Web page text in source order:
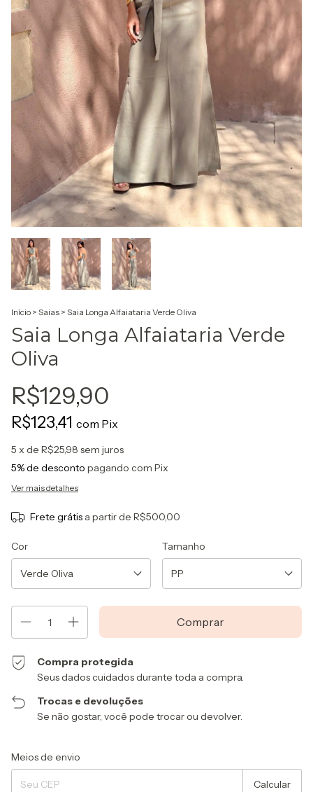
Início > Saias > Saia Longa Alfaiataria Verde Oliva
Saia Longa Alfaiataria Verde
Oliva
R$129,90
R$123,41 com Pix
5 x de R$25,98 sem juros
5% de desconto pagando com Pix
Ver mais detalhes
Frete grátis a partir de R$500,00
Cor Tamanho
Compra protegida
Seus dados cuidados durante toda a compra.
Trocas e devoluções
Se não gostar, você pode trocar ou devolver.
Entregas para o CEP:
Meios de envio
Calcular